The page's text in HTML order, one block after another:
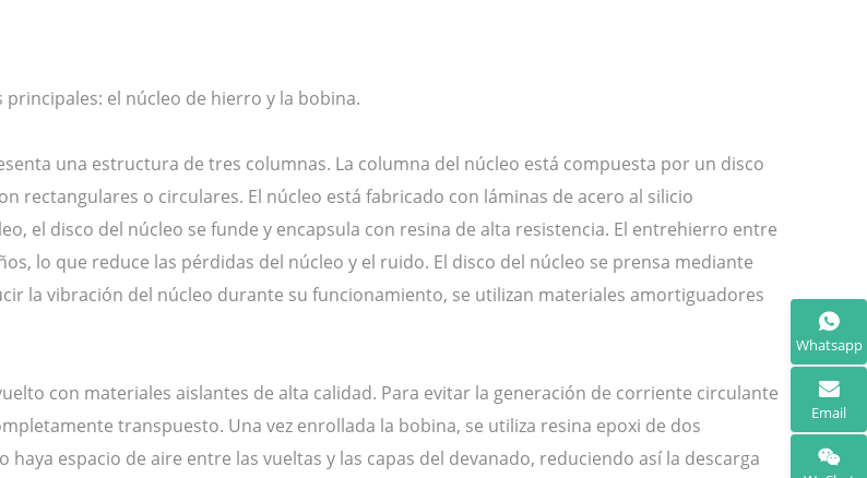
el núcleo de hierro y la bobina.
una estructura de tres columnas. La columna del núcleo está compuesta por un disco
rectangulares o circulares. El núcleo está fabricado con láminas de acero al silicio
el disco del núcleo se funde y encapsula con resina de alta resistencia. El entrehierro entre
lo que reduce las pérdidas del núcleo y el ruido. El disco del núcleo se prensa mediante
la vibración del núcleo durante su funcionamiento, se utilizan materiales amortiguadores
con materiales aislantes de alta calidad. Para evitar la generación de corriente circulante
transpuesto. Una vez enrollada la bobina, se utiliza resina epoxi de dos
espacio de aire entre las vueltas y las capas del devanado, reduciendo así la descarga
Whatsapp
Email